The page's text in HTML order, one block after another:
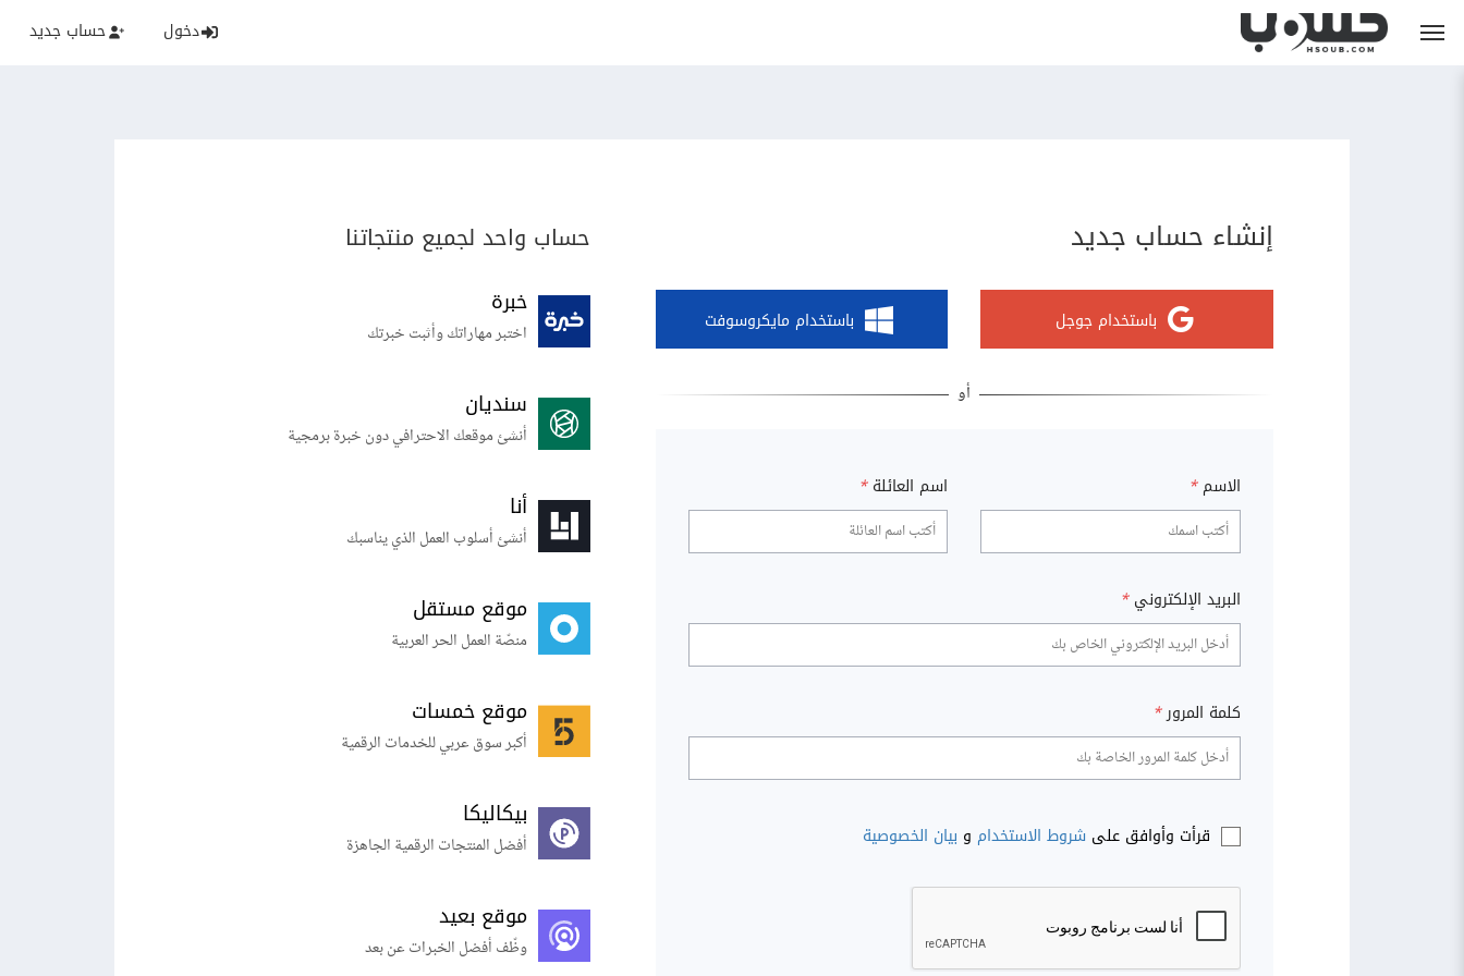
دخول حساب جديد
إنشاء حساب جديد
باستخدام جوجل باستخدام مايكروسوفت
الاسم * اسم العائلة *
البريد الإلكتروني *
كلمة المرور*
قرأت وأوافق على شروط الاستخدام و بيان الخصوصية
حساب واحد لجميع منتجاتنا
خبرة
اختبر مهاراتك وأثبت خبرتك
سنديان
أنشئ موقعك الاحترافي دون خبرة برمجية
أنا
أنشئ أسلوب العمل الذي يناسبك
موقع مستقل
منصّة العمل الحر العربية
موقع خمسات
أكبر سوق عربي للخدمات الرقمية
بيكاليكا
أفضل المنتجات الرقمية الجاهزة
موقع بعيد
وظّف أفضل الخبرات عن بعد